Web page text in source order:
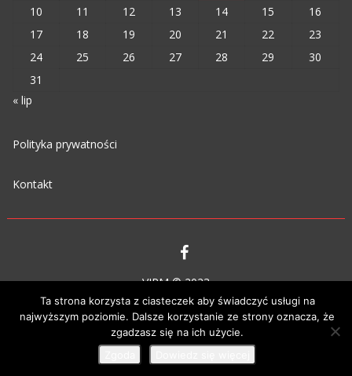
10
11 12 13 14 15
16
17
18 19 20 21 22
23
24
25 26 27 28 29
30
31
« lip
Polityka prywatności
Kontakt
VIPM © 2023
Ta strona korzysta z ciasteczek aby świadczyć usługi na
najwyższym poziomie. Dalsze korzystanie ze strony oznacza, że
zgadzasz się na ich użycie.